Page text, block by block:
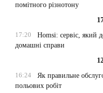
помітного різнотону
17:20
Homsi: сервіс, який
домашні справи
16:24
Як правильне
польових робіт